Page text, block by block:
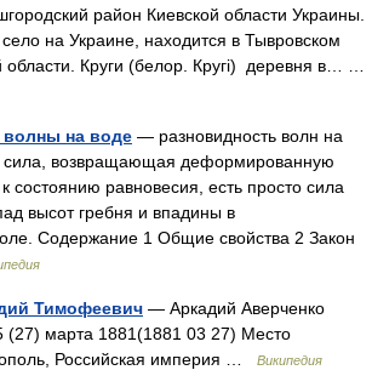
район Киевской области Украины.
на Украине, находится в Тывровском
Круги (белор. Кругі) деревня в… …
волны на воде — разновидность волн на
сила, возвращающая деформированную
состоянию равновесия, есть просто сила
высот гребня и впадины в
Содержание 1 Общие свойства 2 Закон
Тимофеевич — Аркадий Аверченко
(27) марта 1881(1881 03 27) Место
Российская империя …
Википедия